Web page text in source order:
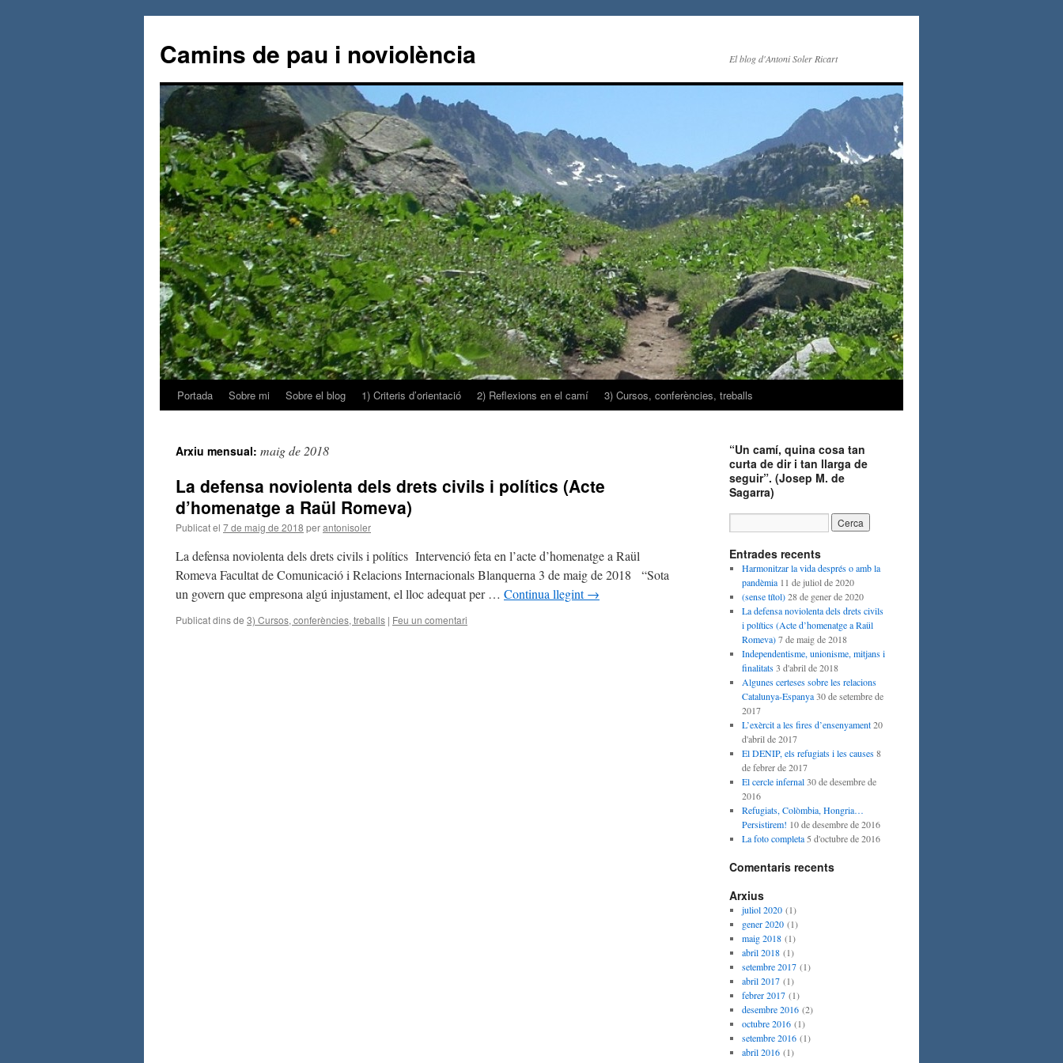
contingut
Camins de pau i noviolència El blog d'Antoni Soler Ricart
Portada Sobre mi Sobre el blog 1) Criteris d’orientació 2) Reflexions en el camí 3) Cursos, conferències, treballs
Arxiu mensual: maig de 2018
La defensa noviolenta dels drets civils i polítics (Acte
d’homenatge a Raül Romeva)
Publicat el 7 de maig de 2018 perantonisoler
La defensa noviolenta dels drets civils i polítics Intervenció feta en l’acte d’homenatge a Raül
Romeva Facultat de Comunicació i Relacions Internacionals Blanquerna 3 de maig de 2018 “Sota
un govern que empresona algú injustament, el lloc adequat per … Continua llegint→
Publicat dins de 3) Cursos, conferències, treballs | Feu un comentari
“Un camí, quina cosa tan
curta de dir i tan llarga de
seguir”. (Josep M. de
Sagarra)
Entrades recents
Harmonitzar la vida després o amb la
pandèmia 11 de juliol de 2020
(sense títol) 28 de gener de 2020
La defensa noviolenta dels drets civils
i polítics (Acte d’homenatge a Raül
Romeva) 7 de maig de 2018
Independentisme, unionisme, mitjans i
finalitats 3 d'abril de 2018
Algunes certeses sobre les relacions
Catalunya-Espanya 30 de setembre de
2017
L’exèrcit a les fires d’ensenyament 20
d'abril de 2017
El DENIP, els refugiats i les causes 8
de febrer de 2017
El cercle infernal 30 de desembre de
2016
Refugiats, Colòmbia, Hongria…
Persistirem! 10 de desembre de 2016
La foto completa 5 d'octubre de 2016
Comentaris recents
Arxius
juliol 2020(1)
gener 2020(1)
maig 2018(1)
abril 2018(1)
setembre 2017(1)
abril 2017(1)
febrer 2017(1)
desembre 2016(2)
octubre 2016(1)
setembre 2016(1)
abril 2016(1)